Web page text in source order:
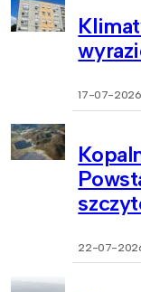
17-07-2026
22-07-